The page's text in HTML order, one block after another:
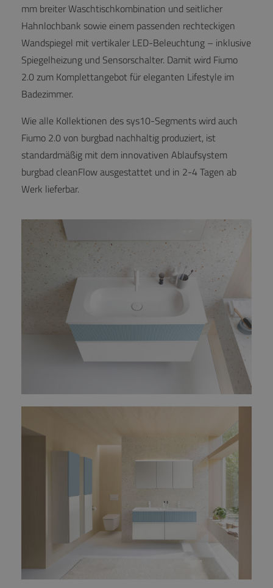
mm breiter Waschtischkombination und seitlicher
Hahnlochbank sowie einem passenden rechteckigen
Wandspiegel mit vertikaler LED-Beleuchtung – inklusive
Spiegelheizung und Sensorschalter. Damit wird Fiumo
2.0 zum Komplettangebot für eleganten Lifestyle im
Badezimmer.
Wie alle Kollektionen des sys10-Segments wird auch
Fiumo 2.0 von burgbad nachhaltig produziert, ist
standardmäßig mit dem innovativen Ablaufsystem
burgbad cleanFlow ausgestattet und in 2-4 Tagen ab
Werk lieferbar.